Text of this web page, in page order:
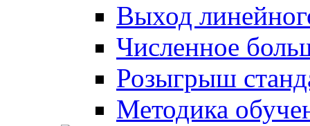
Выход
Численное
Розыгрыш
Методика